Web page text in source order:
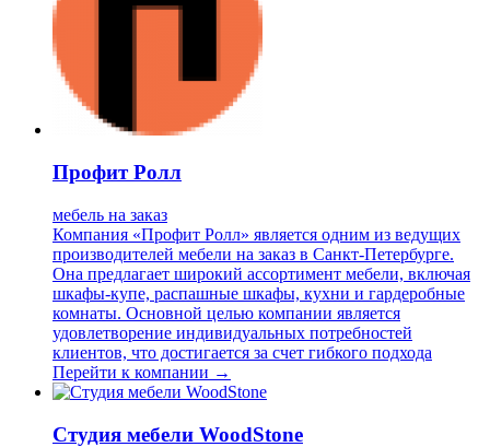
Профит Ролл
мебель на заказ
Компания «Профит Ролл» является одним из ведущих
производителей мебели на заказ в Санкт-Петербурге.
Она предлагает широкий ассортимент мебели, включая
шкафы-купе, распашные шкафы, кухни и гардеробные
комнаты. Основной целью компании является
удовлетворение индивидуальных потребностей
клиентов, что достигается за счет гибкого подхода
Перейти к компании →
Студия мебели WoodStone